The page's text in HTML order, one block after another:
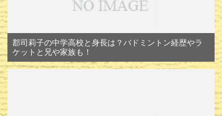
郡司莉子の中学高校と身長は？バドミントン経歴やラ
ケットと兄や家族も！